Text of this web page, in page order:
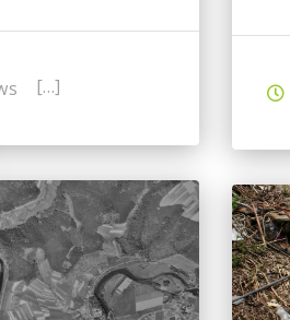
[…]